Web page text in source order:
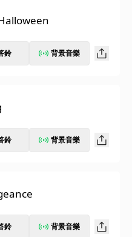
鈴 背景音樂
鈴 背景音樂
鈴 背景音樂